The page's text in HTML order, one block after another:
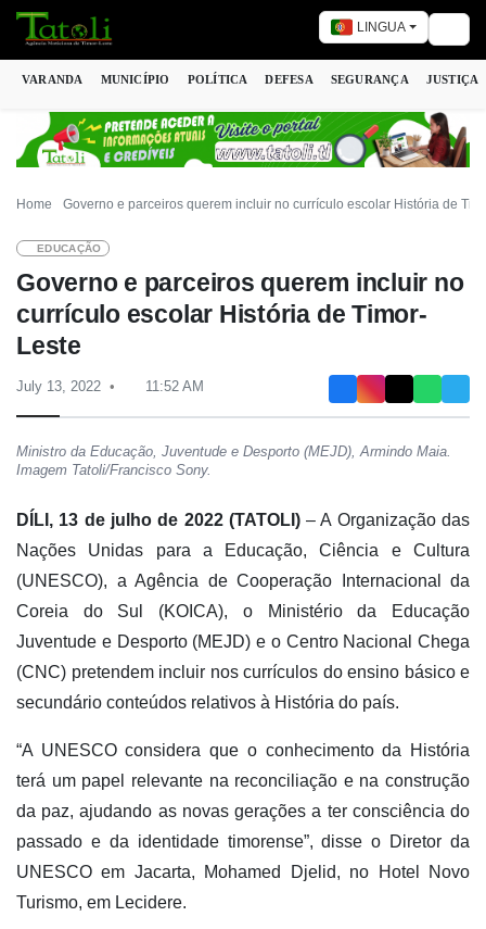
LINGUA
VARANDA MUNICÍPIO POLÍTICA DEFESA SEGURANÇA JUSTIÇA
Home Governo e parceiros querem incluir no currículo escolar História de
EDUCAÇÃO
Governo e parceiros querem incluir no
currículo escolar História de Timor-
Leste
July 13, 2022 11:52 AM
Ministro da Educação, Juventude e Desporto (MEJD), Armindo Maia.
Imagem Tatoli/Francisco Sony.
DÍLI, 13 de julho de 2022 (TATOLI)– A Organização das
Nações Unidas para a Educação, Ciência e Cultura
(UNESCO), a Agência de Cooperação Internacional da
Coreia do Sul (KOICA), o Ministério da Educação
Juventude e Desporto (MEJD) e o Centro Nacional Chega
(CNC) pretendemincluir nos currículos do ensino básico e
secundário conteúdos relativos à H istória do país.
“A UNESCO considera que o conhecimento da H istória
terá um papel relevante na reconciliação e na construção
da paz, ajudando as novas geraçõesa ter consciência do
passado e da identidade timorense”, disse o Diretor da
UNESCOem Jacarta, Mohamed Djelid, no Hotel
Novo
Turismo, em Lecidere.